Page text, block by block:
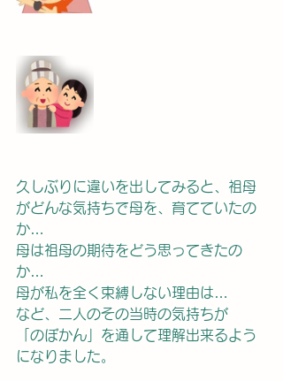
久しぶりに違いを出してみると、祖母
がどんな気持ちで母を、育てていたの
か…
母は祖母の期待をどう思ってきたの
か…
母が私を全く束縛しない理由は…
など、二人のその当時の気持ちが
「のぼかん」を通して理解出来るよう
になりました。